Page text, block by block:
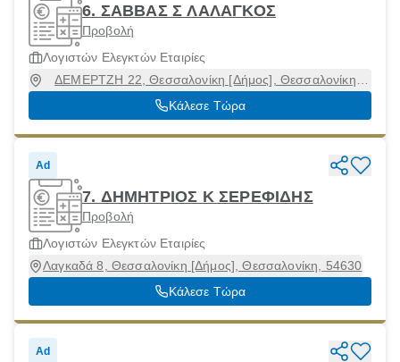
6. ΣΑΒΒΑΣ Σ ΛΑΛΑΓΚΟΣ
Προβολή
Λογιστών Ελεγκτών Εταιρίες
ΔΕΜΕΡΤΖΗ 22, Θεσσαλονίκη [Δήμος], Θεσσαλονίκη,
54632
Κάλεσε Τώρα
Ad
7. ΔΗΜΗΤΡΙΟΣ Κ ΣΕΡΕΦΙΔΗΣ
Προβολή
Λογιστών Ελεγκτών Εταιρίες
Λαγκαδά 8, Θεσσαλονίκη [Δήμος], Θεσσαλονίκη, 54630
Κάλεσε Τώρα
Ad